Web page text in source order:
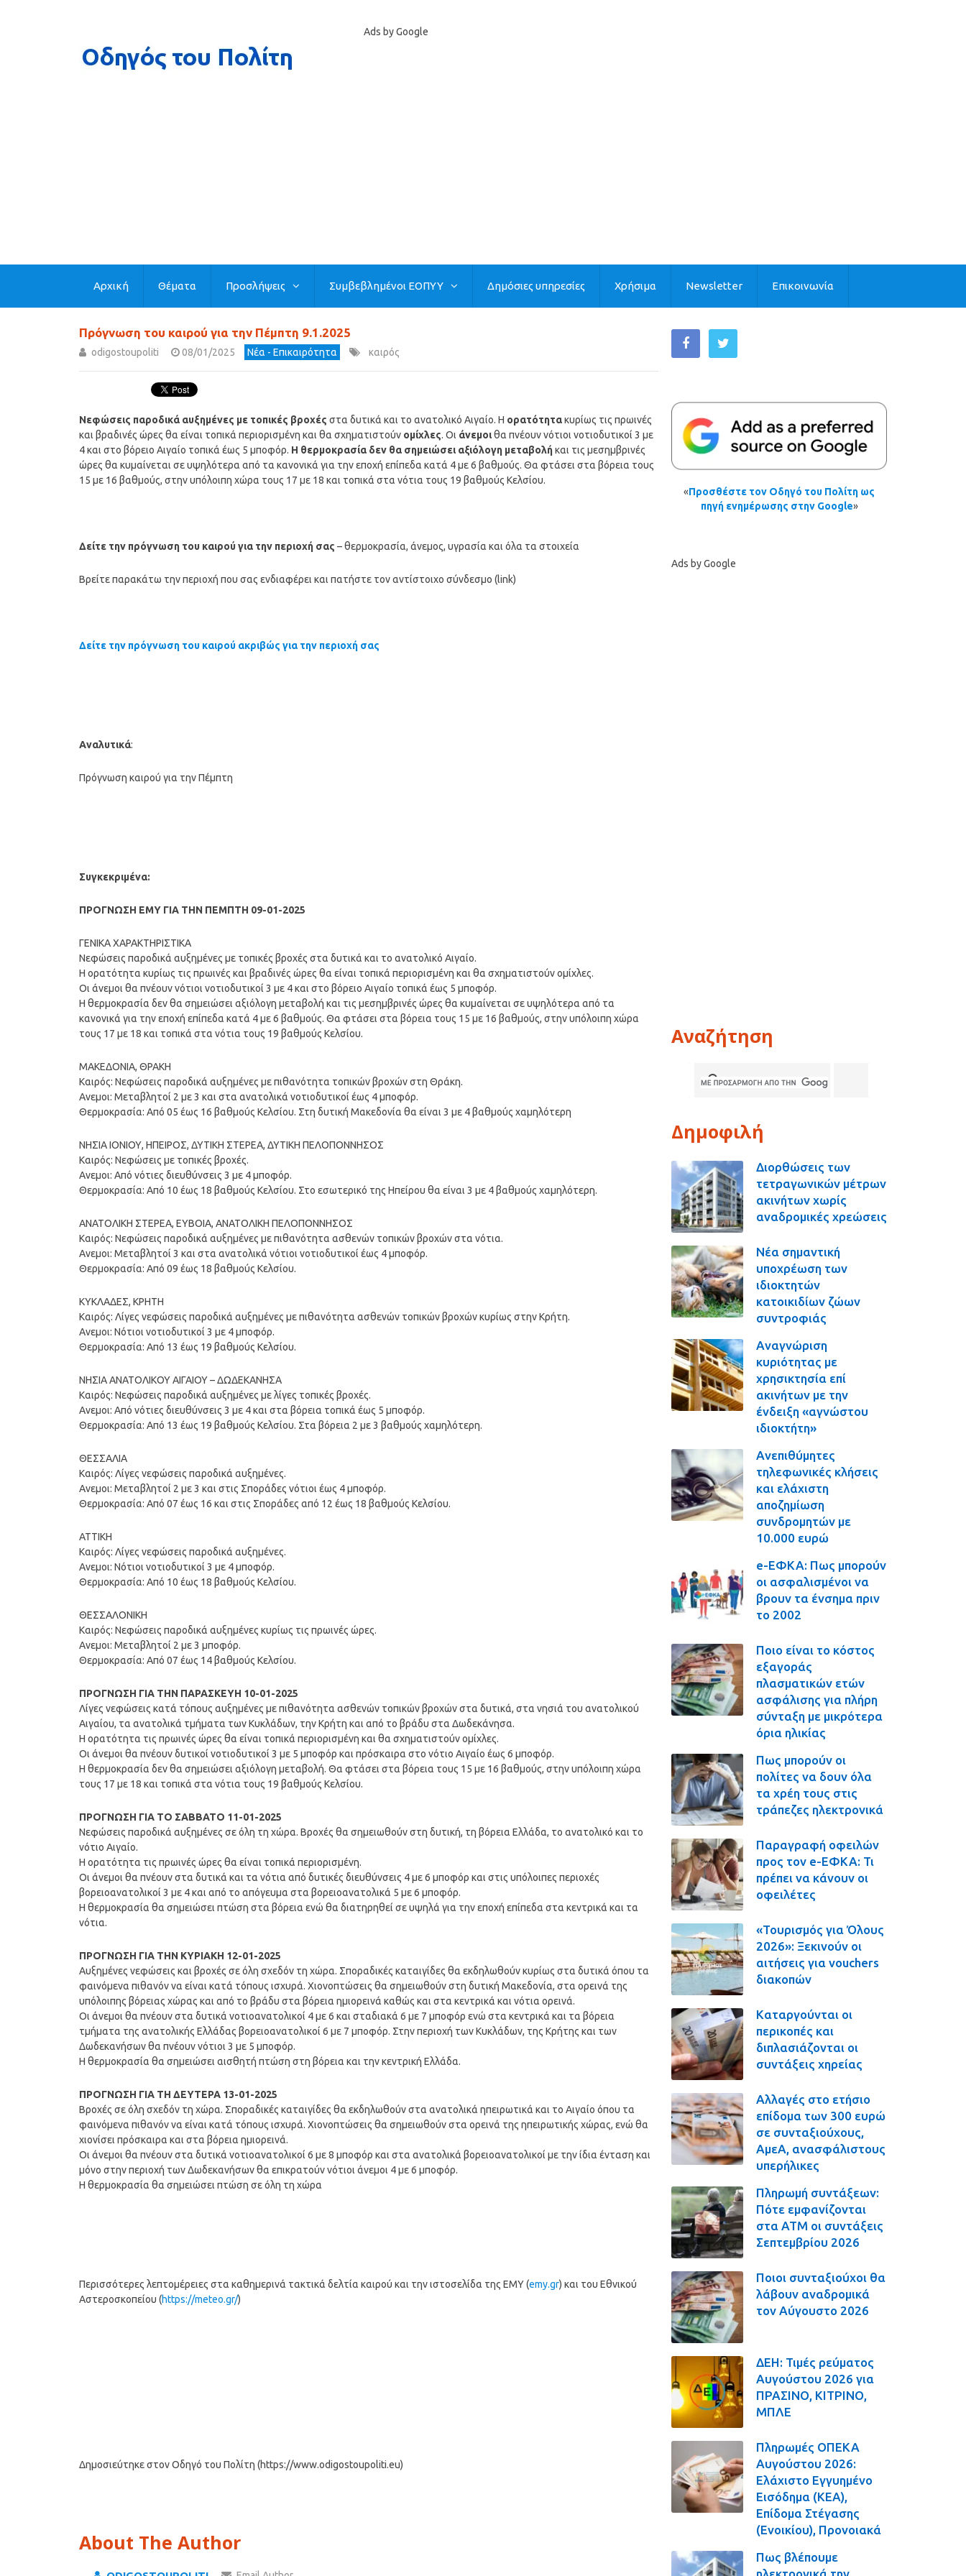
Ads by Google
Αρχική Θέματα Προσλήψεις Συμβεβλημένοι ΕΟΠΥΥ Δημόσιες υπηρεσίες Χρήσιμα Newsletter Επικοινωνία
Πρόγνωση του καιρού για την Πέμπτη 9.1.2025
odigostoupoliti 08/01/2025 Νέα - Επικαιρότητα καιρός
Νεφώσεις παροδικά αυξημένες με τοπικές βροχές στα δυτικά και το ανατολικό Αιγαίο. Η ορατότητακυρίως τις πρωινές
και βραδινές ώρες θα είναι τοπικά περιορισμένη και θα σχηματιστούν ομίχλες. Οι άνεμοιθα πνέουν νότιοι νοτιοδυτικοί 3 με
4 και στο βόρειο Αιγαίο τοπικά έως 5 μποφόρ. Η θερμοκρασία δεν θα σημειώσει αξιόλογη μεταβολήκαι τις μεσημβρινές
ώρες θα κυμαίνεται σε υψηλότερα από τα κανονικά για την εποχή επίπεδα κατά 4 με 6 βαθμούς. Θα φτάσει στα βόρεια τους
15 με 16 βαθμούς, στην υπόλοιπη χώρα τους 17 με 18 και τοπικά στα νότια τους 19 βαθμούς Κελσίου.
Δείτε την πρόγνωση του καιρού για την περιοχή σας – θερμοκρασία, άνεμος, υγρασία και όλα τα στοιχεία
Βρείτε παρακάτω την περιοχή που σας ενδιαφέρει και πατήστε τον αντίστοιχο σύνδεσμο (link)
Δείτε την πρόγνωση του καιρού ακριβώς για την περιοχή σας
Αναλυτικά:
Πρόγνωση καιρού για την Πέμπτη
Συγκεκριμένα:
ΠΡΟΓΝΩΣΗ ΕΜΥ ΓΙΑ ΤΗΝ ΠΕΜΠΤΗ 09-01-2025
ΓΕΝΙΚΑ ΧΑΡΑΚΤΗΡΙΣΤΙΚΑ
Νεφώσεις παροδικά αυξημένες με τοπικές βροχές στα δυτικά και το ανατολικό Αιγαίο.
Η ορατότητα κυρίως τις πρωινές και βραδινές ώρες θα είναι τοπικά περιορισμένη και θα σχηματιστούν ομίχλες.
Οι άνεμοι θα πνέουν νότιοι νοτιοδυτικοί 3 με 4 και στο βόρειο Αιγαίο τοπικά έως 5 μποφόρ.
Η θερμοκρασία δεν θα σημειώσει αξιόλογη μεταβολή και τις μεσημβρινές ώρες θα κυμαίνεται σε υψηλότερα από τα
κανονικά για την εποχή επίπεδα κατά 4 με 6 βαθμούς. Θα φτάσει στα βόρεια τους 15 με 16 βαθμούς, στην υπόλοιπη χώρα
τους 17 με 18 και τοπικά στα νότια τους 19 βαθμούς Κελσίου.
ΜΑΚΕΔΟΝΙΑ, ΘΡΑΚΗ
Καιρός: Νεφώσεις παροδικά αυξημένες με πιθανότητα τοπικών βροχών στη Θράκη.
Ανεμοι: Μεταβλητοί 2 με 3 και στα ανατολικά νοτιοδυτικοί έως 4 μποφόρ.
Θερμοκρασία: Από 05 έως 16 βαθμούς Κελσίου. Στη δυτική Μακεδονία θα είναι 3 με 4 βαθμούς χαμηλότερη
ΝΗΣΙΑ ΙΟΝΙΟΥ, ΗΠΕΙΡΟΣ, ΔΥΤΙΚΗ ΣΤΕΡΕΑ, ΔΥΤΙΚΗ ΠΕΛΟΠΟΝΝΗΣΟΣ
Καιρός: Νεφώσεις με τοπικές βροχές.
Ανεμοι: Από νότιες διευθύνσεις 3 με 4 μποφόρ.
Θερμοκρασία: Από 10 έως 18 βαθμούς Κελσίου. Στο εσωτερικό της Ηπείρου θα είναι 3 με 4 βαθμούς χαμηλότερη.
ΑΝΑΤΟΛΙΚΗ ΣΤΕΡΕΑ, ΕΥΒΟΙΑ, ΑΝΑΤΟΛΙΚΗ ΠΕΛΟΠΟΝΝΗΣΟΣ
Καιρός: Νεφώσεις παροδικά αυξημένες με πιθανότητα ασθενών τοπικών βροχών στα νότια.
Ανεμοι: Μεταβλητοί 3 και στα ανατολικά νότιοι νοτιοδυτικοί έως 4 μποφόρ.
Θερμοκρασία: Από 09 έως 18 βαθμούς Κελσίου.
ΚΥΚΛΑΔΕΣ, ΚΡΗΤΗ
Καιρός: Λίγες νεφώσεις παροδικά αυξημένες με πιθανότητα ασθενών τοπικών βροχών κυρίως στην Κρήτη.
Ανεμοι: Νότιοι νοτιοδυτικοί 3 με 4 μποφόρ.
Θερμοκρασία: Από 13 έως 19 βαθμούς Κελσίου.
ΝΗΣΙΑ ΑΝΑΤΟΛΙΚΟΥ ΑΙΓΑΙΟΥ – ΔΩΔΕΚΑΝΗΣΑ
Καιρός: Νεφώσεις παροδικά αυξημένες με λίγες τοπικές βροχές.
Ανεμοι: Από νότιες διευθύνσεις 3 με 4 και στα βόρεια τοπικά έως 5 μποφόρ.
Θερμοκρασία: Από 13 έως 19 βαθμούς Κελσίου. Στα βόρεια 2 με 3 βαθμούς χαμηλότερη.
ΘΕΣΣΑΛΙΑ
Καιρός: Λίγες νεφώσεις παροδικά αυξημένες.
Ανεμοι: Μεταβλητοί 2 με 3 και στις Σποράδες νότιοι έως 4 μποφόρ.
Θερμοκρασία: Από 07 έως 16 και στις Σποράδες από 12 έως 18 βαθμούς Κελσίου.
ΑΤΤΙΚΗ
Καιρός: Λίγες νεφώσεις παροδικά αυξημένες.
Ανεμοι: Νότιοι νοτιοδυτικοί 3 με 4 μποφόρ.
Θερμοκρασία: Από 10 έως 18 βαθμούς Κελσίου.
ΘΕΣΣΑΛΟΝΙΚΗ
Καιρός: Νεφώσεις παροδικά αυξημένες κυρίως τις πρωινές ώρες.
Ανεμοι: Μεταβλητοί 2 με 3 μποφόρ.
Θερμοκρασία: Από 07 έως 14 βαθμούς Κελσίου.
ΠΡΟΓΝΩΣΗ ΓΙΑ ΤΗΝ ΠΑΡΑΣΚΕΥΗ 10-01-2025
Λίγες νεφώσεις κατά τόπους αυξημένες με πιθανότητα ασθενών τοπικών βροχών στα δυτικά, στα νησιά του ανατολικού
Αιγαίου, τα ανατολικά τμήματα των Κυκλάδων, την Κρήτη και από το βράδυ στα Δωδεκάνησα.
Η ορατότητα τις πρωινές ώρες θα είναι τοπικά περιορισμένη και θα σχηματιστούν ομίχλες.
Οι άνεμοι θα πνέουν δυτικοί νοτιοδυτικοί 3 με 5 μποφόρ και πρόσκαιρα στο νότιο Αιγαίο έως 6 μποφόρ.
Η θερμοκρασία δεν θα σημειώσει αξιόλογη μεταβολή. Θα φτάσει στα βόρεια τους 15 με 16 βαθμούς, στην υπόλοιπη χώρα
τους 17 με 18 και τοπικά στα νότια τους 19 βαθμούς Κελσίου.
ΠΡΟΓΝΩΣΗ ΓΙΑ ΤΟ ΣΑΒΒΑΤΟ 11-01-2025
Νεφώσεις παροδικά αυξημένες σε όλη τη χώρα. Βροχές θα σημειωθούν στη δυτική, τη βόρεια Ελλάδα, το ανατολικό και το
νότιο Αιγαίο.
Η ορατότητα τις πρωινές ώρες θα είναι τοπικά περιορισμένη.
Οι άνεμοι θα πνέουν στα δυτικά και τα νότια από δυτικές διευθύνσεις 4 με 6 μποφόρ και στις υπόλοιπες περιοχές
βορειοανατολικοί 3 με 4 και από το απόγευμα στα βορειοανατολικά 5 με 6 μποφόρ.
Η θερμοκρασία θα σημειώσει πτώση στα βόρεια ενώ θα διατηρηθεί σε υψηλά για την εποχή επίπεδα στα κεντρικά και τα
νότια.
ΠΡΟΓΝΩΣΗ ΓΙΑ ΤΗΝ ΚΥΡΙΑΚΗ 12-01-2025
Αυξημένες νεφώσεις και βροχές σε όλη σχεδόν τη χώρα. Σποραδικές καταιγίδες θα εκδηλωθούν κυρίως στα δυτικά όπου τα
φαινόμενα πιθανόν να είναι κατά τόπους ισχυρά. Χιονοπτώσεις θα σημειωθούν στη δυτική Μακεδονία, στα ορεινά της
υπόλοιπης βόρειας χώρας και από το βράδυ στα βόρεια ημιορεινά καθώς και στα κεντρικά και νότια ορεινά.
Οι άνεμοι θα πνέουν στα δυτικά νοτιοανατολικοί 4 με 6 και σταδιακά 6 με 7 μποφόρ ενώ στα κεντρικά και τα βόρεια
τμήματα της ανατολικής Ελλάδας βορειοανατολικοί 6 με 7 μποφόρ. Στην περιοχή των Κυκλάδων, της Κρήτης και των
Δωδεκανήσων θα πνέουν νότιοι 3 με 5 μποφόρ.
Η θερμοκρασία θα σημειώσει αισθητή πτώση στη βόρεια και την κεντρική Ελλάδα.
ΠΡΟΓΝΩΣΗ ΓΙΑ ΤΗ ΔΕΥΤΕΡΑ 13-01-2025
Βροχές σε όλη σχεδόν τη χώρα. Σποραδικές καταιγίδες θα εκδηλωθούν στα ανατολικά ηπειρωτικά και το Αιγαίο όπου τα
φαινόμενα πιθανόν να είναι κατά τόπους ισχυρά. Χιονοπτώσεις θα σημειωθούν στα ορεινά της ηπειρωτικής χώρας, ενώ θα
χιονίσει πρόσκαιρα και στα βόρεια ημιορεινά.
Οι άνεμοι θα πνέουν στα δυτικά νοτιοανατολικοί 6 με 8 μποφόρ και στα ανατολικά βορειοανατολικοί με την ίδια ένταση και
μόνο στην περιοχή των Δωδεκανήσων θα επικρατούν νότιοι άνεμοι 4 με 6 μποφόρ.
Η θερμοκρασία θα σημειώσει πτώση σε όλη τη χώρα
Περισσότερες λεπτομέρειες στα καθημερινά τακτικά δελτία καιρού και την ιστοσελίδα της ΕΜΥ (emy.gr) και του Εθνικού
Αστεροσκοπείου (https://meteo.gr/)
Δημοσιεύτηκε στον Οδηγό του Πολίτη (https://www.odigostoupoliti.eu)
About The Author
«Προσθέστε τον Οδηγό του Πολίτη ως
πηγή ενημέρωσης στην Google»
Ads by Google
Αναζήτηση
Δημοφιλή
Διορθώσεις των
τετραγωνικών μέτρων
ακινήτων χωρίς
αναδρομικές χρεώσεις
Νέα σημαντική
υποχρέωση των
ιδιοκτητών
κατοικιδίων ζώων
συντροφιάς
Αναγνώριση
κυριότητας με
χρησικτησία επί
ακινήτων με την
ένδειξη «αγνώστου
ιδιοκτήτη»
Ανεπιθύμητες
τηλεφωνικές κλήσεις
και ελάχιστη
αποζημίωση
συνδρομητών με
10.000 ευρώ
e-ΕΦΚΑ: Πως μπορούν
οι ασφαλισμένοι να
βρουν τα ένσημα πριν
το 2002
Ποιο είναι το κόστος
εξαγοράς
πλασματικών ετών
ασφάλισης για πλήρη
σύνταξη με μικρότερα
όρια ηλικίας
Πως μπορούν οι
πολίτες να δουν όλα
τα χρέη τους στις
τράπεζες ηλεκτρονικά
Παραγραφή οφειλών
προς τον e-ΕΦΚΑ: Τι
πρέπει να κάνουν οι
οφειλέτες
«Τουρισμός για Όλους
2026»: Ξεκινούν οι
αιτήσεις για vouchers
διακοπών
Καταργούνται οι
περικοπές και
διπλασιάζονται οι
συντάξεις χηρείας
Αλλαγές στο ετήσιο
επίδομα των 300 ευρώ
σε συνταξιούχους,
ΑμεΑ, ανασφάλιστους
υπερήλικες
Πληρωμή συντάξεων:
Πότε εμφανίζονται
στα ΑΤΜ οι συντάξεις
Σεπτεμβρίου 2026
Ποιοι συνταξιούχοι θα
λάβουν αναδρομικά
τον Αύγουστο 2026
ΔΕΗ: Τιμές ρεύματος
Αυγούστου 2026 για
ΠΡΑΣΙΝΟ, ΚΙΤΡΙΝΟ,
ΜΠΛΕ
Πληρωμές ΟΠΕΚΑ
Αυγούστου 2026:
Ελάχιστο Εγγυημένο
Εισόδημα (ΚΕΑ),
Επίδομα Στέγασης
(Ενοικίου), Προνοιακά
Πως βλέπουμε